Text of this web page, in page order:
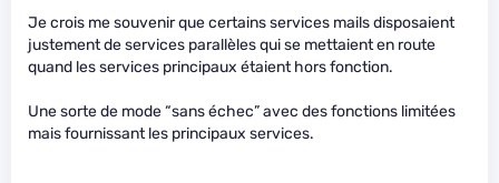
Je crois me souvenir que certains services mails disposaient
justement de services parallèles qui se mettaient en route
quand les services principaux étaient hors fonction.
Une sorte de mode “sans échec” avec des fonctions limitées
mais fournissant les principaux services.